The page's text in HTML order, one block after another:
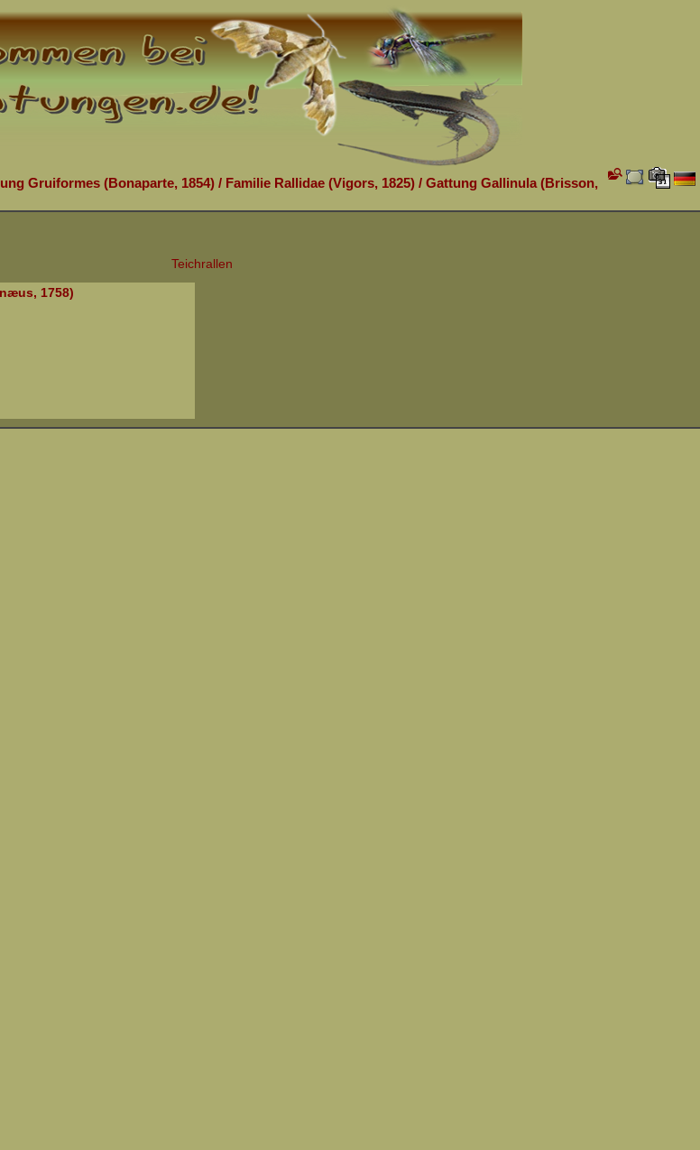
Gruiformes (Bonaparte, 1854) / Familie Rallidae (Vigors, 1825) / Gattung Gallinula (Brisson,
Teichrallen
1758)